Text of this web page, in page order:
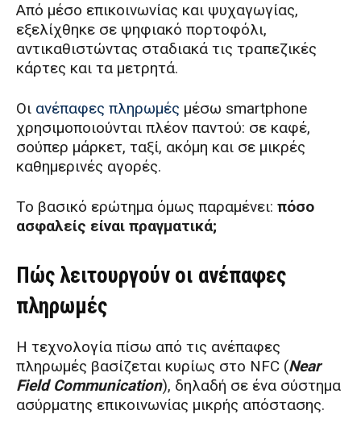
Από μέσο επικοινωνίας και ψυχαγωγίας,
εξελίχθηκε σε ψηφιακό πορτοφόλι,
αντικαθιστώντας σταδιακά τις τραπεζικές
κάρτες και τα μετρητά.
Οι ανέπαφες πληρωμές μέσω smartphone
χρησιμοποιούνται πλέον παντού: σε καφέ,
σούπερ μάρκετ, ταξί, ακόμη και σε μικρές
καθημερινές αγορές.
Το βασικό ερώτημα όμως παραμένει: πόσο
ασφαλείς είναι πραγματικά;
Πώς λειτουργούν οι ανέπαφες
πληρωμές
Η τεχνολογία πίσω από τις ανέπαφες
πληρωμές βασίζεται κυρίως στο NFC (Near
Field Communication), δηλαδή σε ένα σύστημα
ασύρματης επικοινωνίας μικρής απόστασης.